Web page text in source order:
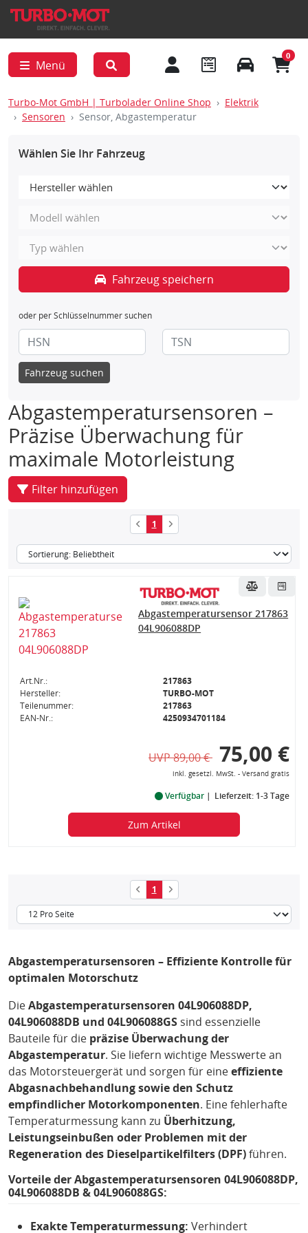
Menü
0
Turbo-Mot GmbH | Turbolader Online Shop
Elektrik
Sensoren
Sensor, Abgastemperatur
Wählen Sie Ihr Fahrzeug
Fahrzeug speichern
oder per Schlüsselnummer suchen
Fahrzeug suchen
Abgastemperatursensoren –
Präzise Überwachung für
maximale Motorleistung
Filter hinzufügen
1
Abgastemperatursensor 217863
04L906088DP
Art.Nr.:
217863
Hersteller:
TURBO-MOT
Teilenummer:
217863
EAN-Nr.:
4250934701184
UVP 89,00 € 75,00 €
inkl. gesetzl. MwSt. - Versand gratis
Verfügbar Lieferzeit: 1-3 Tage
Zum Artikel
1
Abgastemperatursensoren – Effiziente Kontrolle für
optimalen Motorschutz
DieAbgastemperatursensoren 04L906088DP,
04L906088DB und 04L906088GS sind essenzielle
Bauteile für die präzise Überwachung der
Abgastemperatur. Sie liefern wichtige Messwerte an
das Motorsteuergerät und sorgen für eineeffiziente
Abgasnachbehandlung sowie den Schutz
empfindlicher Motorkomponenten. Eine fehlerhafte
Temperaturmessung kann zu Überhitzung,
Leistungseinbußen oder Problemen mit der
Regeneration des Dieselpartikelfilters (DPF)führen.
Vorteile der Abgastemperatursensoren 04L906088DP,
04L906088DB & 04L906088GS:
Exakte Temperaturmessung: Verhindert